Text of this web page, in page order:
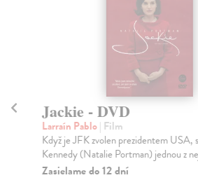
Jackie - DVD
Larraín Pablo| Film
Když je JFK zvolen prezidentem USA,
Kennedy (Natalie Portman) jednou z
Zasielame do 12 dní